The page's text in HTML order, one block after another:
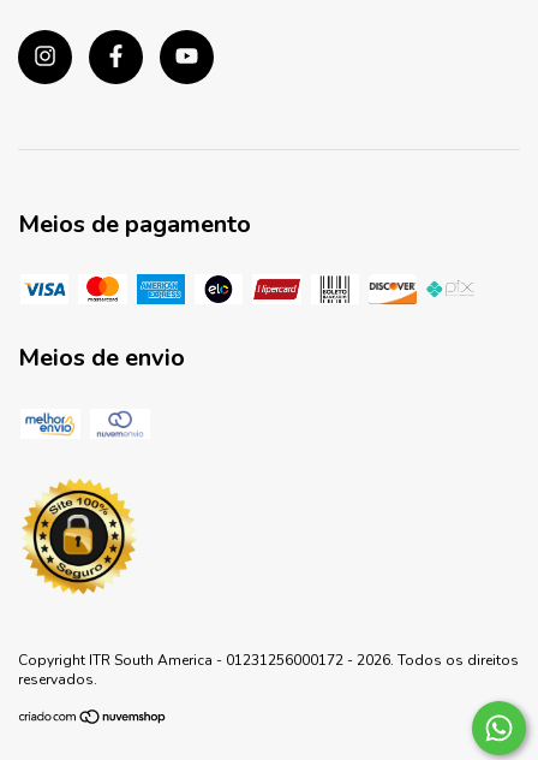
Meios de pagamento
Meios de envio
Copyright ITR South America - 01231256000172 - 2026. Todos os direitos
reservados.